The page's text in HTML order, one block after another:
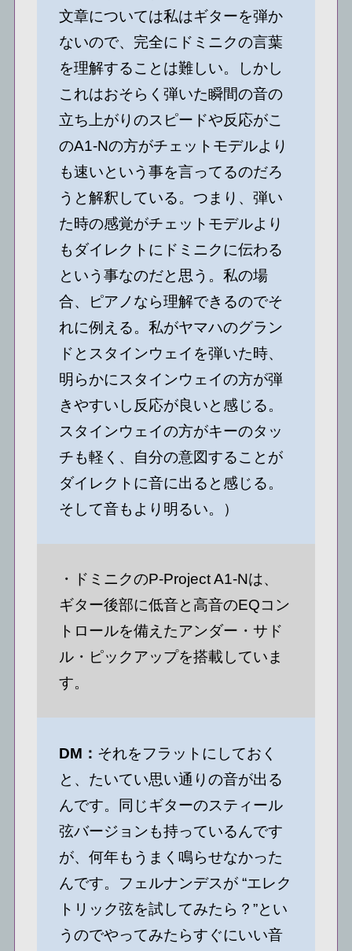
文章については私はギターを弾か
ないので、完全にドミニクの言葉
を理解することは難しい。しかし
これはおそらく弾いた瞬間の音の
立ち上がりのスピードや反応がこ
のA1-Nの方がチェットモデルより
も速いという事を言ってるのだろ
うと解釈している。つまり、弾い
た時の感覚がチェットモデルより
もダイレクトにドミニクに伝わる
という事なのだと思う。私の場
合、ピアノなら理解できるのでそ
れに例える。私がヤマハのグラン
ドとスタインウェイを弾いた時、
明らかにスタインウェイの方が弾
きやすいし反応が良いと感じる。
スタインウェイの方がキーのタッ
チも軽く、自分の意図することが
ダイレクトに音に出ると感じる。
そして音もより明るい。）
・ドミニクのP-Project A1-Nは、
ギター後部に低音と高音のEQコン
トロールを備えたアンダー・サド
ル・ピックアップを搭載していま
す。
DM： それをフラットにしておく
と、たいてい思い通りの音が出る
んです。同じギターのスティール
弦バージョンも持っているんです
が、何年もうまく鳴らせなかった
んです。フェルナンデスが “エレク
トリック弦を試してみたら？”とい
うのでやってみたらすぐにいい音